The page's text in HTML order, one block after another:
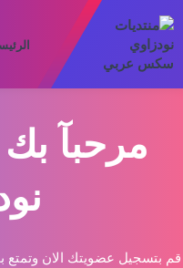
مرحبآ
قم بتسجيل عضويتك الان